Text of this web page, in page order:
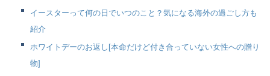
イースターって何の日でいつのこと？気になる海外の過ごし方も
紹介
ホワイトデーのお返し[本命だけど付き合っていない女性への贈り
物]